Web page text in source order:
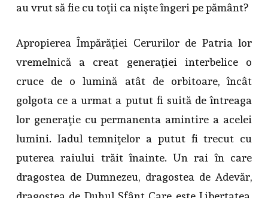
au vrut să fie cu toţii ca nişte îngeri pe pământ?
Apropierea Împărăţiei Cerurilor de Patria lor
vremelnică a creat generaţiei interbelice o
cruce de o lumină atât de orbitoare, încât
golgota ce a urmat a putut fi suită de întreaga
lor generaţie cu permanenta amintire a acelei
lumini. Iadul temniţelor a putut fi trecut cu
puterea raiului trăit înainte. Un rai în care
dragostea de Dumnezeu, dragostea de Adevăr,